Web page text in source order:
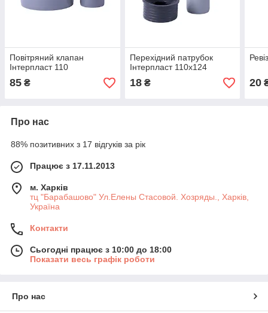
Повітряний клапан
Інтерпласт 110
85 ₴
Перехідний патрубок
Інтерпласт 110х124
18₴ 20
Про нас
88% позитивних з 17 відгуків за рік
Працює з 17.11.2013
м. Харків
тц "Барабашово" Ул.Елены Стасовой. Хозряды., Харків,
Україна
Контакти
Сьогодні працює з 10:00 до 18:00
Показати весь графік роботи
Про нас